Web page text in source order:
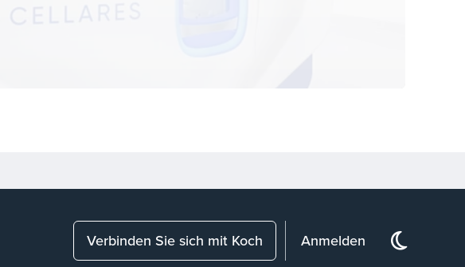
Verbinden Sie sich mit Koch Anmelden